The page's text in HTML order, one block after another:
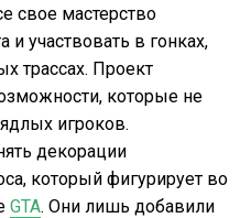
свое мастерство
и участвовать в гонках,
трассах. Проект
которые не
игроков.
декорации
который фигурирует во
GTA. Они лишь добавили